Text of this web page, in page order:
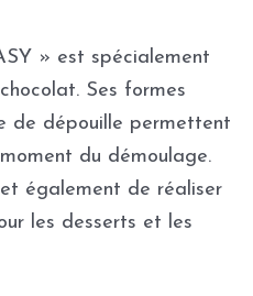
» est spécialement
Ses formes
de dépouille permettent
du démoulage.
également de réaliser
les desserts et les